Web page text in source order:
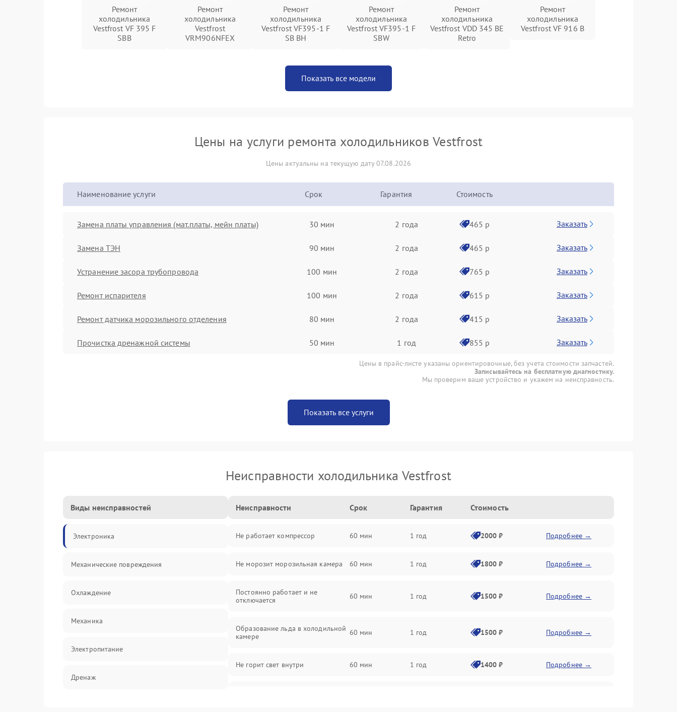
Ремонт
холодильника
Vestfrost VF 395 F
SBB
Ремонт
холодильника
Vestfrost
VRM906NFEX
Ремонт
холодильника
Vestfrost VF395-1 F
SB BH
Ремонт
холодильника
Vestfrost VF395-1 F
SBW
Ремонт
холодильника
Vestfrost VDD 345 BE
Retro
Ремонт
холодильника
Vestfrost VF 916 B
Показать все модели
Цены на услуги ремонта холодильников Vestfrost
Цены актуальны на текущую дату 07.08.2026
Наименование услуги Срок Гарантия Стоимость
Замена платы управления (мат.платы, мейн платы) 30 мин 2 года 465 р Заказать
Замена ТЭН 90 мин 2 года 465 р Заказать
Устранение засора трубопровода 100 мин 2 года 765 р Заказать
Ремонт испарителя 100 мин 2 года 615 р Заказать
Ремонт датчика морозильного отделения 80 мин 2 года 415 р Заказать
Прочистка дренажной системы 50 мин 1 год 855 р Заказать
Цены в прайс-листе указаны ориентировочные, без учета стоимости запчастей.
Записывайтесь на бесплатную диагностику.
Мы проверим ваше устройство и укажем на неисправность.
Показать все услуги
Неисправности холодильника Vestfrost
Виды неисправностей
Электроника
Механические повреждения
Охлаждение
Механика
Электропитание
Дренаж
Неисправности Срок Гарантия Стоимость
Не работает компрессор 60 мин 1 год 2000 ₽ Подробнее →
Не морозит морозильная камера 60 мин 1 год 1800 ₽ Подробнее →
Постоянно работает и не
отключается
60 мин 1 год 1500 ₽ Подробнее →
Образование льда в холодильной
камере
60 мин 1 год 1500 ₽ Подробнее →
Не горит свет внутри 60 мин 1 год 1400 ₽ Подробнее →